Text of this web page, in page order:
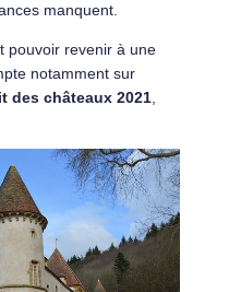
manquent.
pouvoir revenir à une
notamment sur
des châteaux 2021,